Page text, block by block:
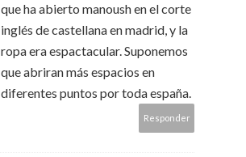
que ha abierto manoush en el corte
inglés de castellana en madrid, y la
ropa era espactacular. Suponemos
que abriran más espacios en
diferentes puntos por toda españa.
Responder